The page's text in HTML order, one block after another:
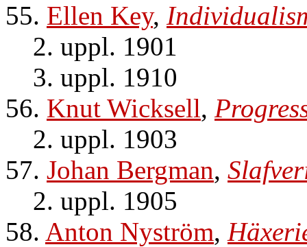
55. Ellen Key,
2. uppl. 1901
3. uppl. 1910
56. Knut Wicksell,
2. uppl. 1903
57. Johan Bergman,
2. uppl. 1905
58. Anton Nyström,